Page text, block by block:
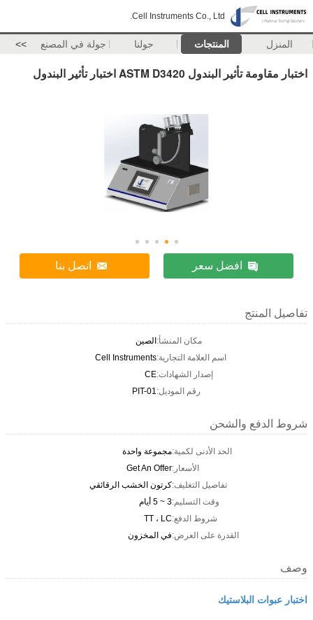
Cell Instruments Co., Ltd.
المنزل المنتجات حولنا جولة في المصنع >>
اختبار مقاومة تأثير البندول ASTM D3420 اختبار تأثير البندول
افضل سعر اتصل بنا
تفاصيل المنتج
مكان المنشأ:الصين
اسم العلامة التجارية:Cell Instruments
إصدار الشهادات:CE
رقم الموديل:PIT-01
شروط الدفع والشحن
الحد الأدنى لكمية:مجموعة واحدة
الأسعار:Get An Offer
تفاصيل التغليف:كرتون الخشب الرقائقي
وقت التسليم:3 ~ 5 أيام
شروط الدفع:TT ، LC
القدرة على العرض:في المخزون
وصف
اختبار عبوات البلاستيك